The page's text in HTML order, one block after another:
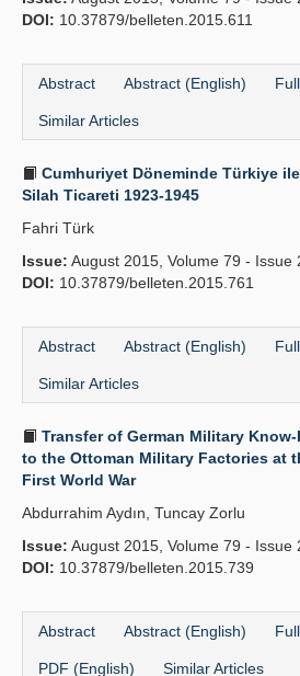
DOI: 10.37879/belleten.2015.611
Abstract Abstract (English)
Similar Articles
Cumhuriyet Döneminde Türkiye
Silah Ticareti 1923-1945
Fahri Türk
Issue: August 2015, Volume 79 - Issue
DOI: 10.37879/belleten.2015.761
Abstract Abstract (English)
Similar Articles
Transfer of German Military
to the Ottoman Military Factories at
First World War
Abdurrahim Aydın, Tuncay Zorlu
Issue: August 2015, Volume 79 - Issue
DOI: 10.37879/belleten.2015.739
Abstract Abstract (English)
PDF (English) Similar Articles